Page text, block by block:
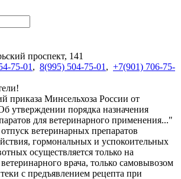
проспект, 141
75-01 , 8(995) 504-75-01 , +7(901) 706-75-
приказа Минсельхоза России от
утверждении порядка назначения
для ветеринарного применения..."
ветеринарных препаратов
гормональных и успокоительных
осуществляется только на
врача, только самовывозом
с предъявлением рецепта при